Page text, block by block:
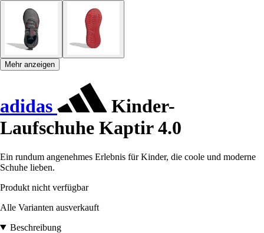
Mehr anzeigen
adidas
Kinder-
Laufschuhe Kaptir 4.0
Ein rundum angenehmes Erlebnis für Kinder, die coole und moderne
Schuhe lieben.
Produkt nicht verfügbar
Alle Varianten ausverkauft
Beschreibung